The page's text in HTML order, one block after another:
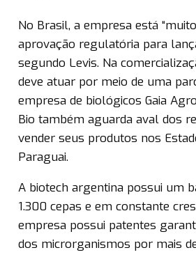
No Brasil, a empresa está
aprovação regulatória para
segundo Levis. Na
deve atuar por meio de uma
empresa de biológicos Gaia
Bio também aguarda aval dos
vender seus produtos nos
Paraguai.
A biotech argentina possui um
1.300 cepas e em constante
empresa possui patentes
dos microrganismos por mais